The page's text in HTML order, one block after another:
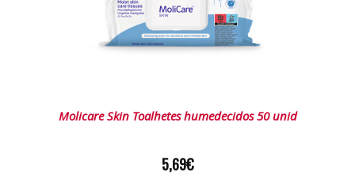
Molicare Skin Toalhetes humedecidos 50 unid
5,69€